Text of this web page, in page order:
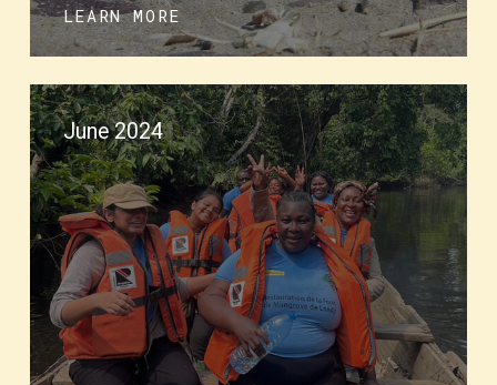
LEARN MORE
June 2024